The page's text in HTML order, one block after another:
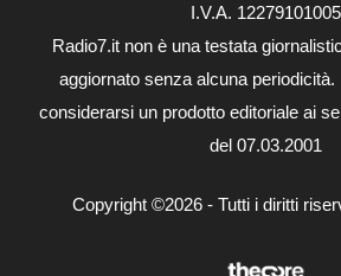
I.V.A. 12279101005
Radio7.it non è una testata
aggiornato senza alcuna periodicità.
considerarsi un prodotto editoriale ai
del 07.03.2001
Copyright ©2026 - Tutti i diritti